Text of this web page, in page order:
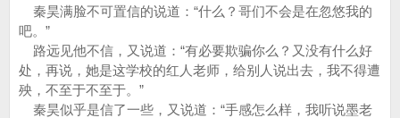
秦昊满脸不可置信的说道：“什么？哥们不会是在忽悠我的
吧。”
路远见他不信，又说道：“有必要欺骗你么？又没有什么好
处，再说，她是这学校的红人老师，给别人说出去，我不得遭
殃，不至于不至于。”
秦昊似乎是信了一些，又说道：“手感怎么样，我听说墨老